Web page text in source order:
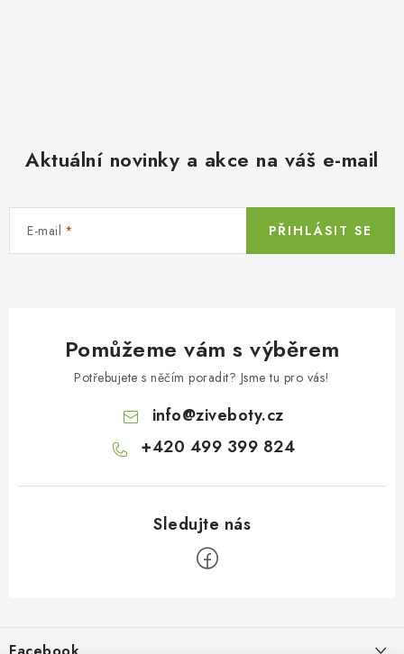
Aktuální novinky a akce na váš e-mail
E-mail PŘIHLÁSIT SE
Pomůžeme vám s výběrem
Potřebujete s něčím poradit? Jsme tu pro vás!
info@ziveboty.cz
+420 499 399 824